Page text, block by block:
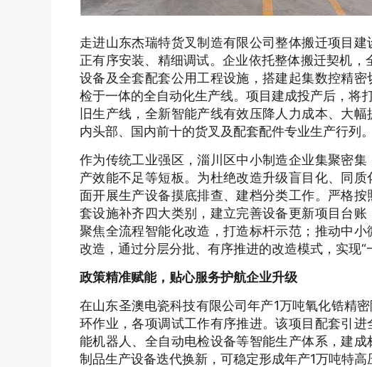
走进山东杰瑞特货叉制造有限公司整体搬迁项目
正有序安装、精细调试。企业依托整体搬迁契机
设备及全套配套公用工程设施，搭建起集数控精
检于一体的全自动化生产线。项目建成投产后，
旧生产线，全新智能产线有效压降人力成本、大
内头部、国内前十的货叉及配套配件专业生产行列。
作为传统工业强区，淄川区中小制造企业集聚密
产效能不足等短板。为杜绝改造升级盲目化、同
面开展生产设备摸底排查、建档分类工作。严格
套设施补齐四大类别，建立完善设备更新项目台
聚焦全流程智能化改造，打造标杆示范；推动中
改造，通过分层分批、有序推进的改造模式，实现
政策精准赋能，贴心服务护航企业升级
在山东圣澳电瓷科技有限公司年产1万吨氧化锆精
环作业，各项调试工作有序推进。该项目配套引
能机器人、全自动电检设备等智能生产体系，建
制品生产设备迭代换新，可稳定形成年产1万吨特